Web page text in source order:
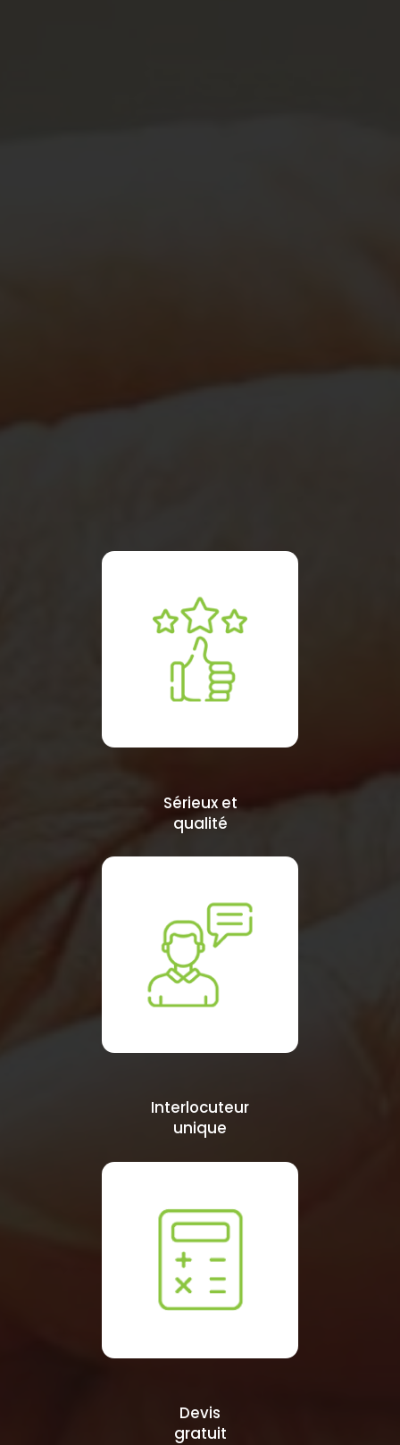
Sérieux et
qualité
Interlocuteur
unique
Devis
gratuit